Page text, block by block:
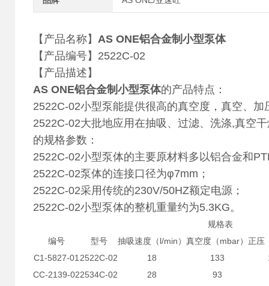
【产品名称】 AS ONE铝合金制小型泵体
【产品编号】2522C-02
【产品描述】
AS ONE铝合金制小型泵体的产品特点：
2522C-02小型泵能提供很高的真空度，真空、加
2522C-02大批地应用在抽吸、过滤、洗涤,真空
的规格参数：
2522C-02小型泵体的主要原材料多以铝合金和
2522C-02泵体的连接口径为φ7mm；
2522C-02采用传统的230V/50HZ额定电源；
2522C-02小型泵体的整机重量约为5.3KG。
规格表
编号
型号 抽吸速度（l/min） 真空度（mbar） 正压
C1-5827-01 2522C-02 18 133
CC-2139-022534C-02 28
93